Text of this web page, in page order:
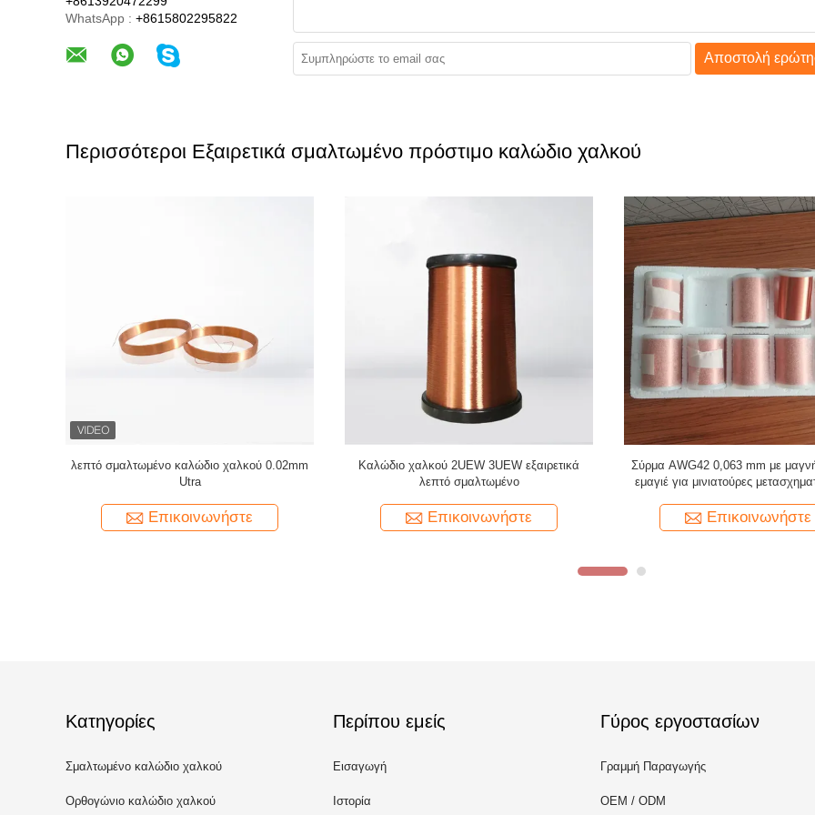
WhatsApp : +8615802295822
Αποστολή
Περισσότεροι Εξαιρετικά σμαλτωμένο πρόστιμο καλώδιο χαλκού
Σύρμα μαγνήτη χαλκού 0,032 mm για
αισθητήρες ρεύματος υψηλής ακρίβειας
Επικοινωνήστε
44 AWG σύρμα περιέλιξης εμαγιέ χαλκού
Συγκολλήσιμος τύπος για πηνία ανίχνευσης
Επικοινωνήστε
Θερμοκρασία 155 PU 0,02
Επισμαλτωμένο σύρμα μαγνήτη
Επικοινωνήστε
Κατηγορίες
Σμαλτωμένο καλώδιο χαλκού
Ορθογώνιο καλώδιο χαλκού
Περίπου εμείς
Εισαγωγή
Ιστορία
Γύρος εργοστασίων
Γραμμή Παραγωγής
OEM / ODM